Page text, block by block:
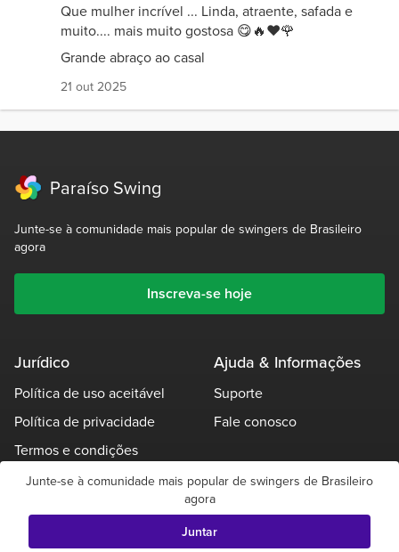
Junte-se à comunidade mais popular de swingers de Brasileiro
agora
Juntar
Que mulher incrível ... Linda, atraente, safada e
muito.... mais muito gostosa 😋🔥❤️🌹
Grande abraço ao casal
21 out 2025
Paraíso Swing
Junte-se à comunidade mais popular de swingers de Brasileiro
agora
Inscreva-se hoje
Jurídico
Política de uso aceitável
Política de privacidade
Termos e condições
Garantia de idade
Ajuda & Informações
Suporte
Fale conosco